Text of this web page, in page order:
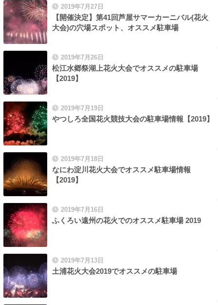
2019年7月27日
【開催決定】第41回芦屋サマーカーニバル(花火
大会)の穴場スポット、オススメ駐車場
2019年7月26日
松江水郷祭湖上花火大会でオススメの駐車場
【2019】
2019年7月19日
やつしろ全国花火競技大会の駐車場情報【2019】
2019年7月18日
なにわ淀川花火大会でオススメ駐車場情報
【2019】
2019年7月16日
ふくろい遠州の花火でのオススメ駐車場 2019
2019年7月13日
土浦花火大会2019でオススメの駐車場